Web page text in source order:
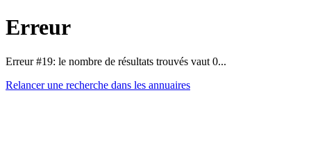
Erreur
Erreur #19: le nombre de résultats trouvés vaut 0...
Relancer une recherche dans les annuaires